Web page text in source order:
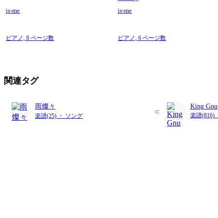
is-me
ピアノ, 8 ページ数
is-me
ピアノ,6 ページ数
関連タグ
雨燦々
楽譜(25) ・ ソング
King Gnu
楽譜(816)